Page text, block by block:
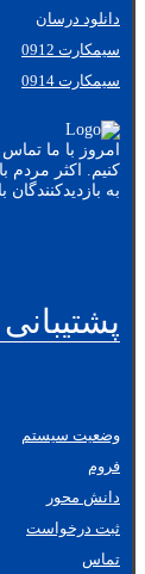
دانلود درسان
سیمکارت 0912
سیمکارت 0914
امروز با ما
کنیم. اکثر مردم
به
پشتیبانی
وضعیت سیستم
فروم
دانش محور
ثبت درخواست
تماس